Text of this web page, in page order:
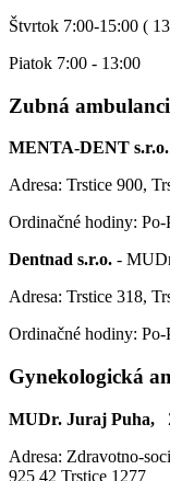
Štvrtok 7:00-15:00 (
Piatok 7:00 - 13:00
Zubná
MENTA-DENT s.r.o.
Adresa: Trstice 900,
Ordinačné hodiny:
Dentnad s.r.o. -
Adresa: Trstice 318,
Ordinačné hodiny:
Gynekologická
MUDr. Juraj Puha,
Adresa: Zdravotno-
925 42 Trstice 1277